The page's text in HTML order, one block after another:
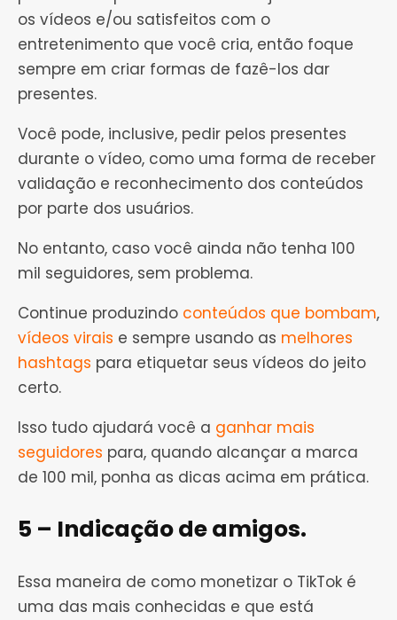
os vídeos e/ou satisfeitos com o
entretenimento que você cria, então foque
sempre em criar formas de fazê-los dar
presentes.
Você pode, inclusive, pedir pelos presentes
durante o vídeo, como uma forma de receber
validação e reconhecimento dos conteúdos
por parte dos usuários.
No entanto, caso você ainda não tenha 100
mil seguidores, sem problema.
Continue produzindo conteúdos que bombam,
vídeos virais e sempre usando as melhores
hashtags para etiquetar seus vídeos do jeito
certo.
Isso tudo ajudará você a ganhar mais
seguidores para, quando alcançar a marca
de 100 mil, ponha as dicas acima em prática.
5 – Indicação de amigos.
Essa maneira de como monetizar o TikTok é
uma das mais conhecidas e que está